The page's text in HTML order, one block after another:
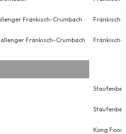
Fränkisch-Crumbach Fränkisch-
Fränkisch-Crumbach Fränkisch-
Kong Foos